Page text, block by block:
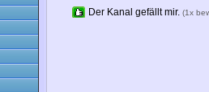
Der Kanal gefällt mir. (1x